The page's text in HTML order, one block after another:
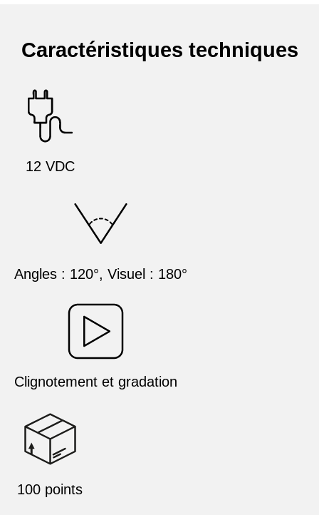
Caractéristiques techniques
12 VDC
Angles : 120°, Visuel : 180°
Clignotement et gradation
100 points